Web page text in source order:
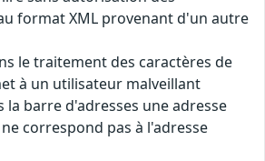
format XML provenant d'un autre
le traitement des caractères de
à un utilisateur malveillant
la barre d'adresses une adresse
correspond pas à l'adresse